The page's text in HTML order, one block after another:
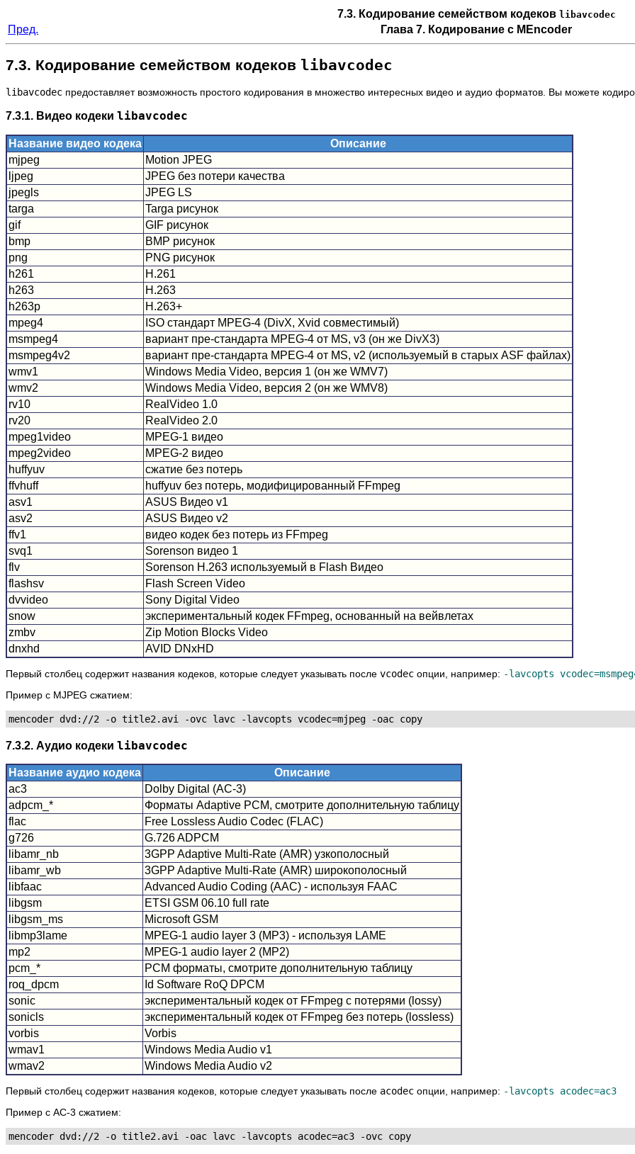
7.3. Кодирование семейством кодеков libavcodec
Пред. Глава 7. Кодирование с MEncoder
7.3. Кодирование семейством кодеков libavcodec
libavcodec предоставляет возможность простого кодирования в множество интересных видео и аудио форматов. Вы можете
7.3.1. Видео кодеки libavcodec
Название видео кодека
Описание
mjpeg
Motion JPEG
ljpeg
JPEG без потери качества
jpegls
JPEG LS
targa
Targa рисунок
gif
GIF рисунок
bmp
BMP рисунок
png
PNG рисунок
h261
H.261
h263
H.263
h263p
H.263+
mpeg4
ISO стандарт MPEG-4 (DivX, Xvid совместимый)
msmpeg4
вариант пре-стандарта MPEG-4 от MS, v3 (он же DivX3)
msmpeg4v2
вариант пре-стандарта MPEG-4 от MS, v2 (используемый в старых ASF файлах)
wmv1
Windows Media Video, версия 1 (он же WMV7)
wmv2
Windows Media Video, версия 2 (он же WMV8)
rv10
RealVideo 1.0
rv20
RealVideo 2.0
mpeg1video
MPEG-1 видео
mpeg2video
MPEG-2 видео
huffyuv
сжатие без потерь
ffvhuff
huffyuv без потерь, модифицированный FFmpeg
asv1
ASUS Видео v1
asv2
ASUS Видео v2
ffv1
видео кодек без потерь из FFmpeg
svq1
Sorenson видео 1
flv
Sorenson H.263 используемый в Flash Видео
flashsv
Flash Screen Video
dvvideo
Sony Digital Video
snow
экспериментальный кодек FFmpeg, основанный на вейвлетах
zmbv
Zip Motion Blocks Video
dnxhd
AVID DNxHD
Первый столбец содержит названия кодеков, которые следует указывать после vcodec опции, например: -lavcopts
Пример с MJPEG сжатием:
7.3.2. Аудио кодеки libavcodec
Название аудио кодека
Описание
ac3
Dolby Digital (AC-3)
adpcm_*
Форматы Adaptive PCM, смотрите дополнительную таблицу
flac
Free Lossless Audio Codec (FLAC)
g726
G.726 ADPCM
libamr_nb
3GPP Adaptive Multi-Rate (AMR) узкополосный
libamr_wb
3GPP Adaptive Multi-Rate (AMR) широкополосный
libfaac
Advanced Audio Coding (AAC) - используя FAAC
libgsm
ETSI GSM 06.10 full rate
libgsm_ms
Microsoft GSM
libmp3lame
MPEG-1 audio layer 3 (MP3) - используя LAME
mp2
MPEG-1 audio layer 2 (MP2)
pcm_*
PCM форматы, смотрите дополнительную таблицу
roq_dpcm
Id Software RoQ DPCM
sonic
экспериментальный кодек от FFmpeg с потерями (lossy)
sonicls
экспериментальный кодек от FFmpeg без потерь (lossless)
vorbis
Vorbis
wmav1
Windows Media Audio v1
wmav2
Windows Media Audio v2
Первый столбец содержит названия кодеков, которые следует указывать после acodec опции, например: -lavcopts acodec=ac3
Пример с AC-3 сжатием: